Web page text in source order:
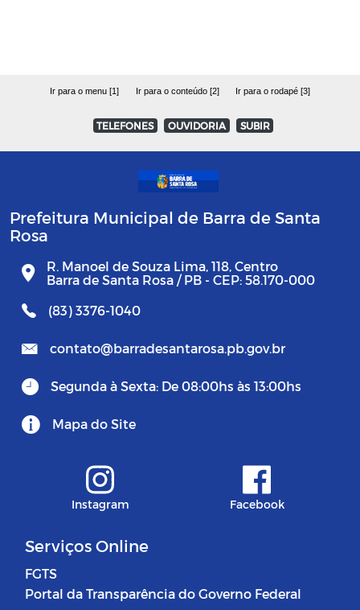
Ir para o menu [1] Ir para o conteúdo [2] Ir para o rodapé [3]
TELEFONES OUVIDORIA SUBIR
Prefeitura Municipal de Barra de Santa
Rosa
R. Manoel de Souza Lima, 118, Centro
Barra de Santa Rosa / PB - CEP: 58.170-000
(83) 3376-1040
contato@barradesantarosa.pb.gov.br
Segunda à Sexta: De 08:00hs às 13:00hs
Mapa do Site
Instagram Facebook
Serviços Online
FGTS
Portal da Transparência do Governo Federal